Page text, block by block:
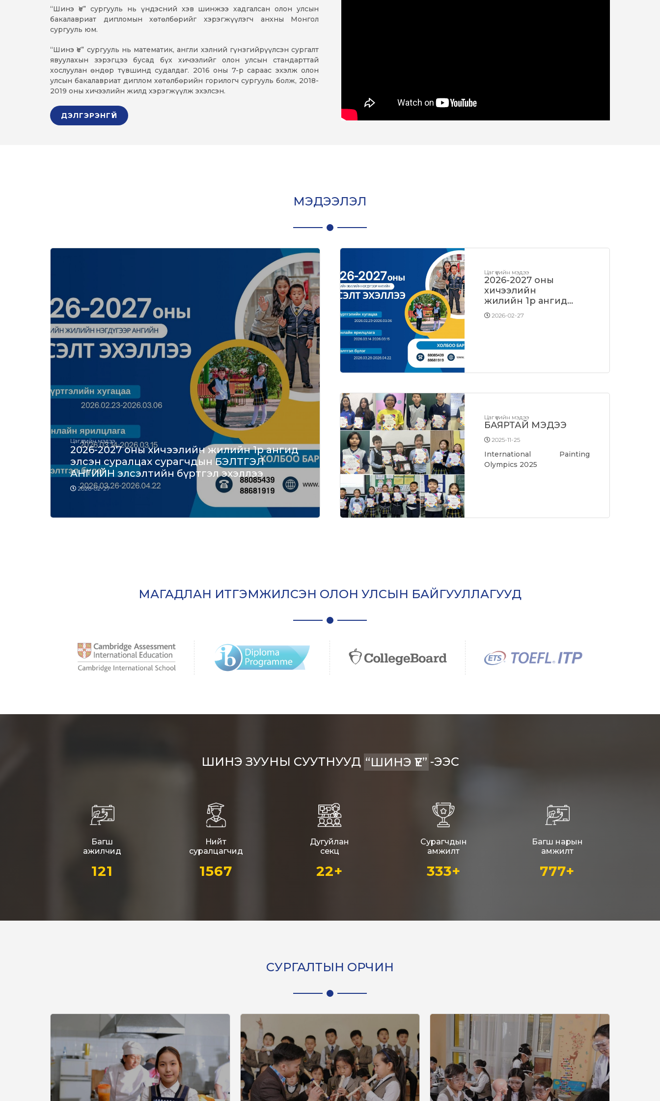
“Шинэ Үе” сургууль нь үндэсний хэв шинжээ хадгалсан олон улсын
бакалавриат дипломын хөтөлбөрийг хэрэгжүүлэгч анхны Монгол
сургууль юм.
“Шинэ Үе” сургууль нь математик, англи хэлний гүнзгийрүүлсэн сургалт
явуулахын зэрэгцээ бусад бүх хичээлийг олон улсын стандарттай
хослуулан өндөр түвшинд судалдаг. 2016 оны 7-р сараас эхэлж олон
улсын бакалавриат диплом хөтөлбөрийн горилогч сургууль болж, 2018-
2019 оны хичээлийн жилд хэрэгжүүлж эхэлсэн.
ДЭЛГЭРЭНГҮЙ
МЭДЭЭЛЭЛ
Цаг үеийн мэдээ
2026-2027 оны хичээлийн жилийн 1р ангид
элсэн суралцах сурагчдын БЭЛТГЭЛ
АНГИЙН элсэлтийн бүртгэл эхэллээ
2026-02-27
Цаг үеийн мэдээ
2026-2027 оны
хичээлийн
жилийн 1р ангид
элсэн суралцах
сурагчдын БЭЛТГЭЛ
2026-02-27
Цаг үеийн мэдээ
БАЯРТАЙ МЭДЭЭ
2025-11-25
International Painting
Olympics 2025
МАГАДЛАН ИТГЭМЖИЛСЭН ОЛОН УЛСЫН БАЙГУУЛЛАГУУД
ШИНЭ ЗУУНЫ СУУТНУУД“ -ЭЭС
Багш
ажилчид
121
Нийт
суралцагчид
1567
Дугуйлан
секц
22+
Сурагчдын
амжилт
333+
Багш нарын
амжилт
777+
СУРГАЛТЫН ОРЧИН